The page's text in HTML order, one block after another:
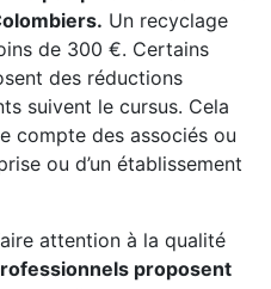
Un recyclage
de 300 €. Certains
des réductions
suivent le cursus. Cela
compte des associés ou
ou d’un établissement
attention à la qualité
proposent